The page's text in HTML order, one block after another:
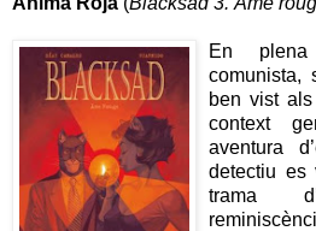
En plena
comunista,
ben vist als
context
aventura
detectiu es
trama